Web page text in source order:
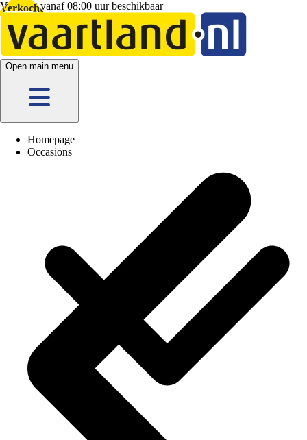
5 vestigingenen hier
Vandaag vanaf 08:00 uur beschikbaar
Open main menu
Homepage
Occasions
Verkocht